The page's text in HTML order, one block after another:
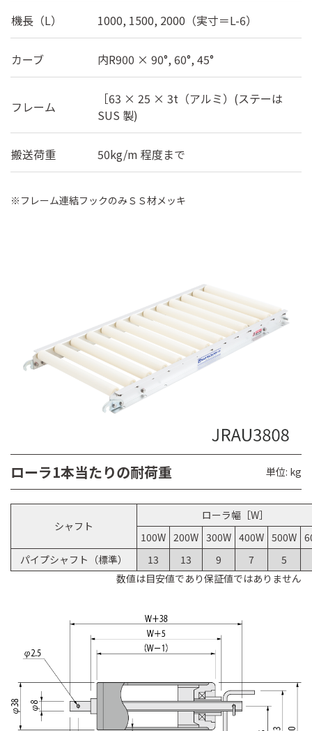
機長（L） 1000, 1500, 2000（実寸＝L-6）
カーブ 内R900 × 90°, 60°, 45°
フレーム
［63 × 25 × 3t（アルミ）(ステーは
SUS 製)
搬送荷重 50kg/m 程度まで
※フレーム連結フックのみＳＳ材メッキ
ローラ1本当たりの耐荷重 単位: kg
シャフト
ローラ幅［W］
100W 200W 300W 400W 500W
パイプシャフト（標準）
13 13 9 7
5
数値は目安値であり保証値ではありません